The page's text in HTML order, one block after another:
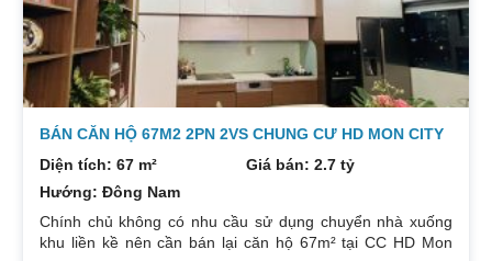
BÁN CĂN HỘ 67M2 2PN 2VS CHUNG CƯ HD MON CITY
Diện tích: 67 m²
Giá bán: 2.7 tỷ
Hướng: Đông Nam
Chính chủ không có nhu cầu sử dụng chuyển nhà xuống
khu liền kề nên cần bán lại căn hộ 67m² tại CC HD Mon